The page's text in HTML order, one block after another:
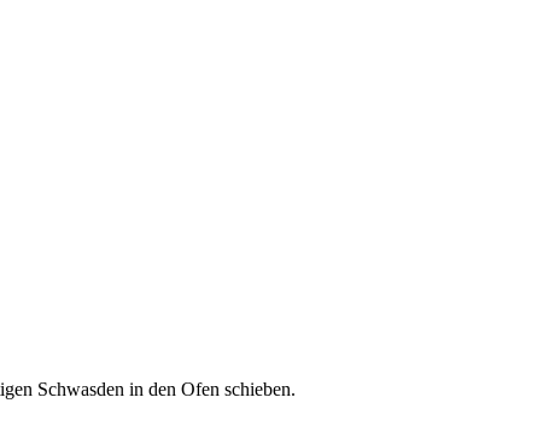
Schwasden in den Ofen schieben.